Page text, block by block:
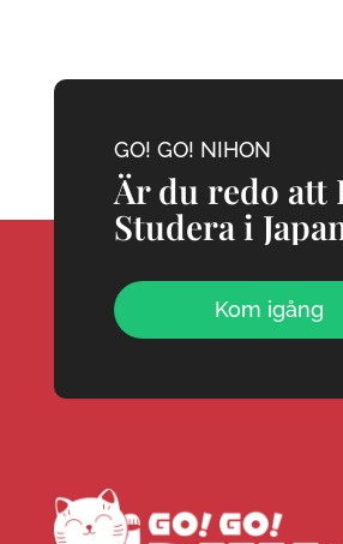
GO! GO! NIHON
Är du redo att
Studera i
Kom igång